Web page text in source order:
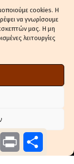
cookies. Η
να γνωρίσουμε
μας. Η μη
λειτουργίες
«έξυπνα»
τον
ποτήρι
Email Print